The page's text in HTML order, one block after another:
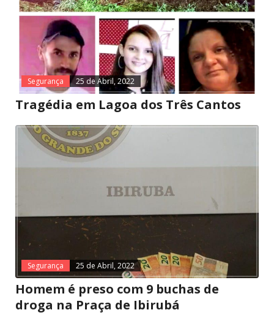
Segurança 25 de Abril, 2022
Tragédia em Lagoa dos Três Cantos
Segurança 25 de Abril, 2022
Homem é preso com 9 buchas de
droga na Praça de Ibirubá